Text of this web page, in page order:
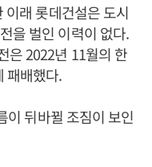
이래 롯데건설은 도시
을 벌인 이력이 없다.
은 2022년 11월의 한
패배했다.
이 뒤바뀔 조짐이 보인